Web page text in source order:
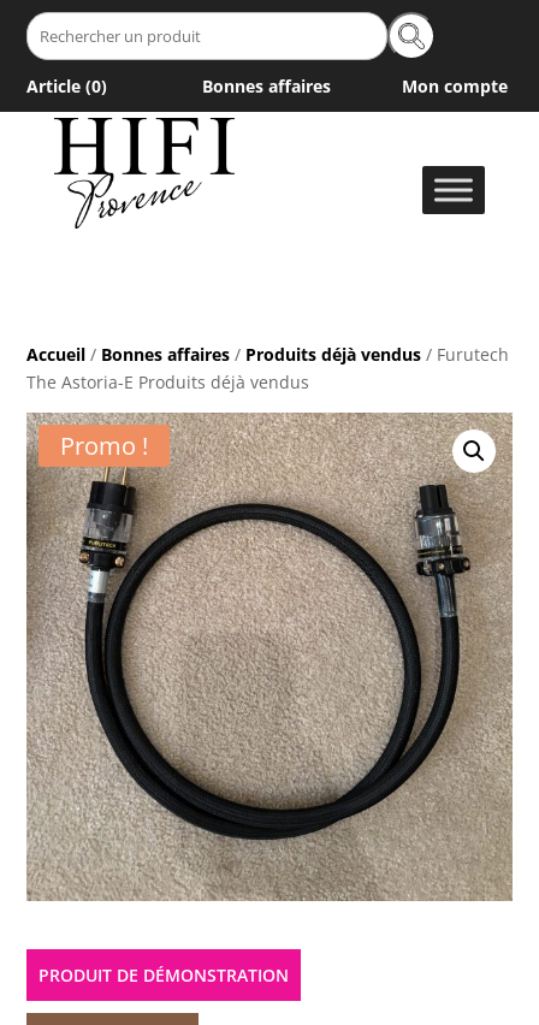
Recherche
pour :
Article (0) Bonnes affaires Mon compte
Accueil/ Bonnes affaires/ Produits déjà vendus/ Furutech
The Astoria-E Produits déjà vendus
Promo !
PRODUIT DE DÉMONSTRATION